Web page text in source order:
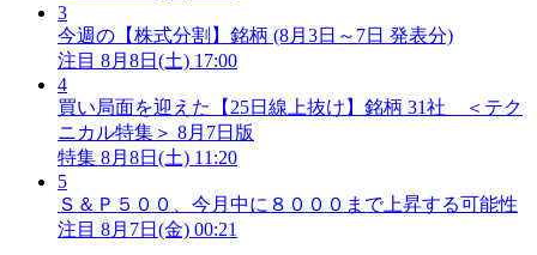
3
今週の【株式分割】銘柄 (8月3日～7日 発表分)
注目 8月8日(土) 17:00
4
買い局面を迎えた【25日線上抜け】銘柄 31社 ＜テク
ニカル特集＞ 8月7日版
特集 8月8日(土) 11:20
5
Ｓ＆Ｐ５００、今月中に８０００まで上昇する可能性
注目 8月7日(金) 00:21